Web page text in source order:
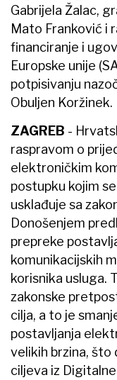
Gabrijela Žalac,
Mato Franković i
financiranje i
Europske unije
potpisivanju
Obuljen Koržinek.
ZAGREB -
raspravom o
elektroničkim
postupku kojim
usklađuje sa
Donošenjem
prepreke
komunikacijskih
korisnika usluga.
zakonske
cilja, a to je
postavljanja
velikih brzina,
ciljeva iz